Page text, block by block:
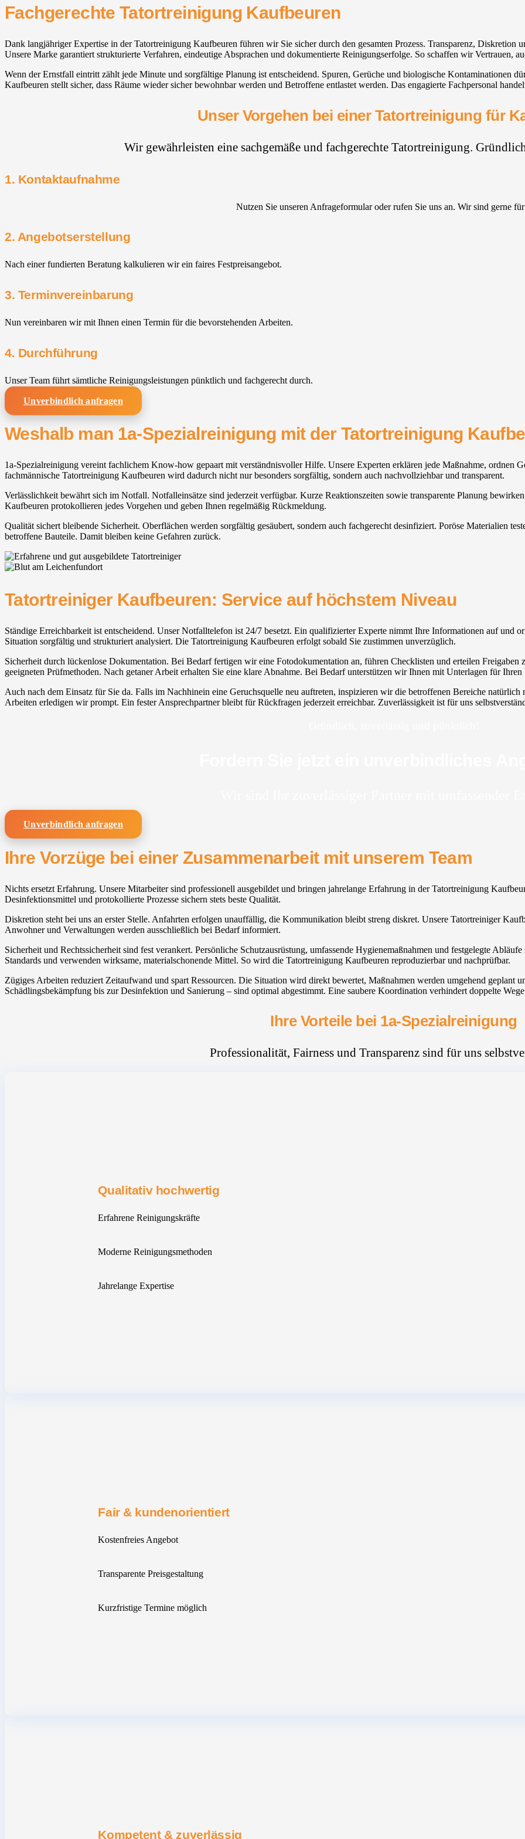
Fachgerechte Tatortreinigung Kaufbeuren
Dank langjähriger Expertise in der Tatortreinigung Kaufbeuren führen wir Sie sicher durch den gesamten Prozess. Transparenz, Diskretion
Unsere Marke garantiert strukturierte Verfahren, eindeutige Absprachen und dokumentierte Reinigungserfolge. So schaffen wir Vertrauen,
Wenn der Ernstfall eintritt zählt jede Minute und sorgfältige Planung ist entscheidend. Spuren, Gerüche und biologische Kontaminationen
Kaufbeuren stellt sicher, dass Räume wieder sicher bewohnbar werden und Betroffene entlastet werden. Das engagierte Fachpersonal
Unser Vorgehen bei einer Tatortreinigung für
Wir gewährleisten eine sachgemäße und fachgerechte Tatortreinigung.
1. Kontaktaufnahme
Nutzen Sie unseren Anfrageformular oder rufen Sie uns an. Wir sind gerne
2. Angebotserstellung
Nach einer fundierten Beratung kalkulieren wir ein faires Festpreisangebot.
3. Terminvereinbarung
Nun vereinbaren wir mit Ihnen einen Termin für die bevorstehenden Arbeiten.
4. Durchführung
Unser Team führt sämtliche Reinigungsleistungen pünktlich und fachgerecht durch.
Unverbindlich anfragen
Weshalb man 1a-Spezialreinigung mit der Tatortreinigung
1a-Spezialreinigung vereint fachlichem Know-how gepaart mit verständnisvoller Hilfe. Unsere Experten erklären jede Maßnahme, ordnen
fachmännische Tatortreinigung Kaufbeuren wird dadurch nicht nur besonders sorgfältig, sondern auch nachvollziehbar und transparent.
Verlässlichkeit bewährt sich im Notfall. Notfalleinsätze sind jederzeit verfügbar. Kurze Reaktionszeiten sowie transparente Planung
Kaufbeuren protokollieren jedes Vorgehen und geben Ihnen regelmäßig Rückmeldung.
Qualität sichert bleibende Sicherheit. Oberflächen werden sorgfältig gesäubert, sondern auch fachgerecht desinfiziert. Poröse Materialien
betroffene Bauteile. Damit bleiben keine Gefahren zurück.
Tatortreiniger Kaufbeuren: Service auf höchstem Niveau
Ständige Erreichbarkeit ist entscheidend. Unser Notfalltelefon ist 24/7 besetzt. Ein qualifizierter Experte nimmt Ihre Informationen auf und
Situation sorgfältig und strukturiert analysiert. Die Tatortreinigung Kaufbeuren erfolgt sobald Sie zustimmen unverzüglich.
Sicherheit durch lückenlose Dokumentation. Bei Bedarf fertigen wir eine Fotodokumentation an, führen Checklisten und erteilen
geeigneten Prüfmethoden. Nach getaner Arbeit erhalten Sie eine klare Abnahme. Bei Bedarf unterstützen wir Ihnen mit Unterlagen für
Auch nach dem Einsatz für Sie da. Falls im Nachhinein eine Geruchsquelle neu auftreten, inspizieren wir die betroffenen Bereiche
Arbeiten erledigen wir prompt. Ein fester Ansprechpartner bleibt für Rückfragen jederzeit erreichbar. Zuverlässigkeit ist für uns
Unverbindlich anfragen
Ihre Vorzüge bei einer Zusammenarbeit mit unserem Team
Nichts ersetzt Erfahrung. Unsere Mitarbeiter sind professionell ausgebildet und bringen jahrelange Erfahrung in der Tatortreinigung
Desinfektionsmittel und protokollierte Prozesse sichern stets beste Qualität.
Diskretion steht bei uns an erster Stelle. Anfahrten erfolgen unauffällig, die Kommunikation bleibt streng diskret. Unsere Tatortreiniger
Anwohner und Verwaltungen werden ausschließlich bei Bedarf informiert.
Sicherheit und Rechtssicherheit sind fest verankert. Persönliche Schutzausrüstung, umfassende Hygienemaßnahmen und festgelegte
Standards und verwenden wirksame, materialschonende Mittel. So wird die Tatortreinigung Kaufbeuren reproduzierbar und nachprüfbar.
Zügiges Arbeiten reduziert Zeitaufwand und spart Ressourcen. Die Situation wird direkt bewertet, Maßnahmen werden umgehend geplant
Schädlingsbekämpfung bis zur Desinfektion und Sanierung – sind optimal abgestimmt. Eine saubere Koordination verhindert doppelte
Ihre Vorteile bei 1a-Spezialreinigung
Professionalität, Fairness und Transparenz sind für uns
Qualitativ hochwertig
Erfahrene Reinigungskräfte
Moderne Reinigungsmethoden
Jahrelange Expertise
Fair & kundenorientiert
Kostenfreies Angebot
Transparente Preisgestaltung
Kurzfristige Termine möglich
Kompetent & zuverlässig